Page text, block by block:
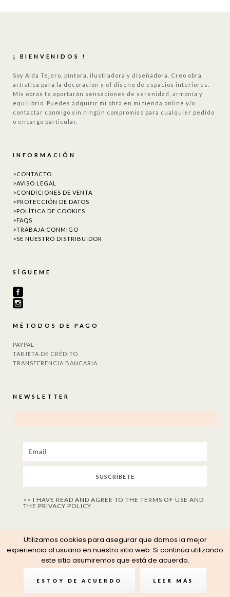
¡ BIENVENIDOS !
Soy Aida Tejero, pintora, ilustradora y diseñadora. Creo obra
artística para la decoración y el diseño de espacios interiores.
Mis obras te aportarán sensaciones de serenidad, armonía y
equilibrio. Puedes adquirir mi obra en mi tienda online y/o
contactar conmigo sin ningún compromiso para cualquier pedido
o encargo particular.
INFORMACIÓN
>CONTACTO
>AVISO LEGAL
>CONDICIONES DE VENTA
>PROTECCIÓN DE DATOS
>POLÍTICA DE COOKIES
>FAQS
>TRABAJA CONMIGO
>SE NUESTRO DISTRIBUIDOR
SÍGUEME
MÉTODOS DE PAGO
PAYPAL
TARJETA DE CRÉDITO
TRANSFERENCIA BANCARIA
NEWSLETTER
SUSCRÍBETE
>> I HAVE READ AND AGREE TO THE TERMS OF USE AND
THE PRIVACY POLICY
© COPYRIGHT 2022 - AÏDI&SIMONE
PLEASE RESPECT MY WORK
Utilizamos cookies para asegurar que damos la mejor
experiencia al usuario en nuestro sitio web. Si continúa utilizando
este sitio asumiremos que está de acuerdo.
ESTOY DE ACUERDO LEER MÁS